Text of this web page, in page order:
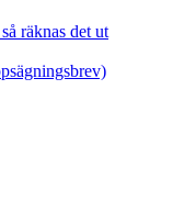
räknas det ut